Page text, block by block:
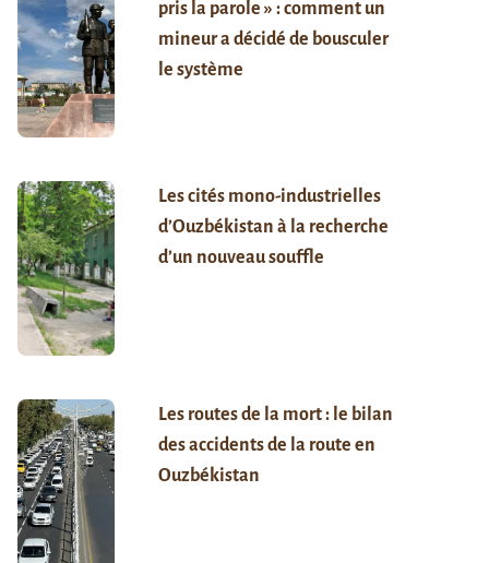
pris la parole » : comment un
mineur a décidé de bousculer
le système
Les cités mono-industrielles
d’Ouzbékistan à la recherche
d’un nouveau souffle
Les routes de la mort : le bilan
des accidents de la route en
Ouzbékistan